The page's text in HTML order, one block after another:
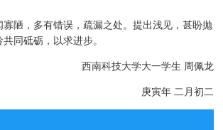
陋，多有错误，疏漏之处。提出浅见，甚盼抛
同砥砺，以求进步。
西南科技大学大一学生 周佩龙
庚寅年 二月初二